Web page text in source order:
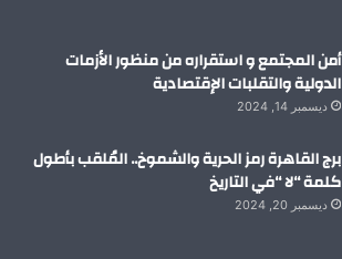
أمن المجتمع و استقراره من منظور الأزمات
الدولية والتقلبات الإقتصادية
ديسمبر 14, 2024
برج القاهرة رمز الحرية والشموخ.. المُلقب بأطول
كلمة “لا “في التاريخ
ديسمبر 20, 2024